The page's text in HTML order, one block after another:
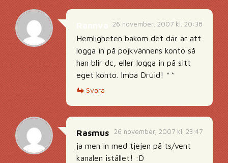
26 november, 2007 kl. 20:38
Hemligheten bakom det där är att
logga in på pojkvännens konto så
han blir dc, eller logga in på sitt
eget konto. Imba Druid! ^^
Svara
26 november, 2007 kl. 23:47
Rasmus
ja men in med tjejen på ts/vent
kanalen istället! :D